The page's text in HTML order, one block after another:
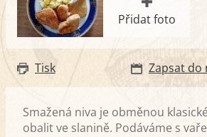
Přidat foto
Tisk Zapsat
Smažená niva je obměnou
obalit ve slanině. Podáváme s